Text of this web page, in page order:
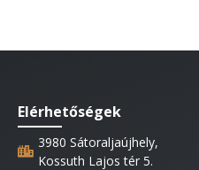
Elérhetőségek
3980 Sátoraljaújhely,
Kossuth Lajos tér 5.